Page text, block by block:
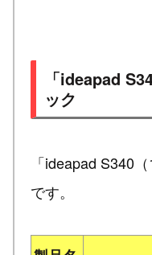
「ideapad
ック
「ideapad S340
です。